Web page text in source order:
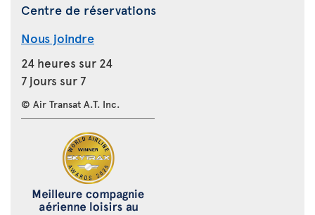
Centre de réservations
Nous joindre
24 heures sur 24
7 jours sur 7
© Air Transat A.T. Inc.